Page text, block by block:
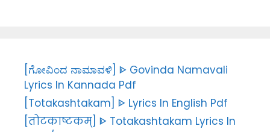
[ಗೋವಿಂದ ನಾಮಾವಳಿ] ᐈ Govinda Namavali
Lyrics In Kannada Pdf
[Totakashtakam] ᐈ Lyrics In English Pdf
[तोटकाष्टकम्] ᐈ Totakashtakam Lyrics In